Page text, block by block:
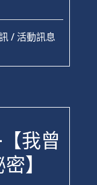
/ 活動訊息
我曾
】